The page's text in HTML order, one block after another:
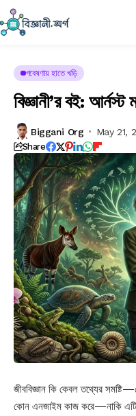
গবেষণায় হাতে খড়ি
বিজ্ঞানী’র বই: আর্নস্ট
Biggani Org May 21,
Share
জীববিজ্ঞান কি কেবল তথ্যের
কোন এনজাইম কাজ করে—নাকি এটি